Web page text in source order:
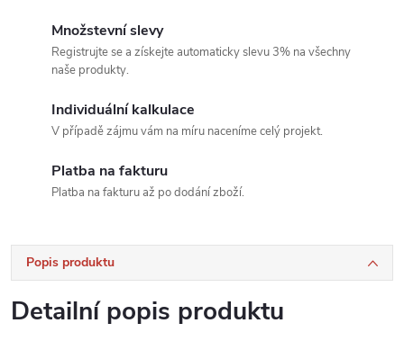
Množstevní slevy
Registrujte se a získejte automaticky slevu 3% na všechny
naše produkty.
Individuální kalkulace
V případě zájmu vám na míru naceníme celý projekt.
Platba na fakturu
Platba na fakturu až po dodání zboží.
Popis produktu
Detailní popis produktu